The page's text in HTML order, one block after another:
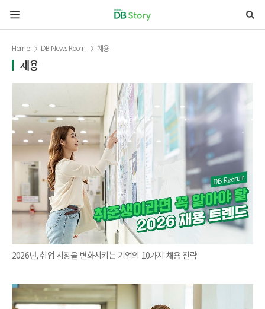
Home DB News Room 채용
채용
2026년, 취업 시장을 변화시키는 기업의 10가지 채용 전략